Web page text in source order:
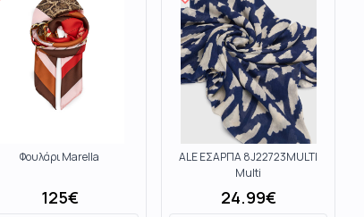
Φουλάρι Marella
125€
ALE ΕΣΑΡΠΑ 8J22723MULTI
Multi
24.99€